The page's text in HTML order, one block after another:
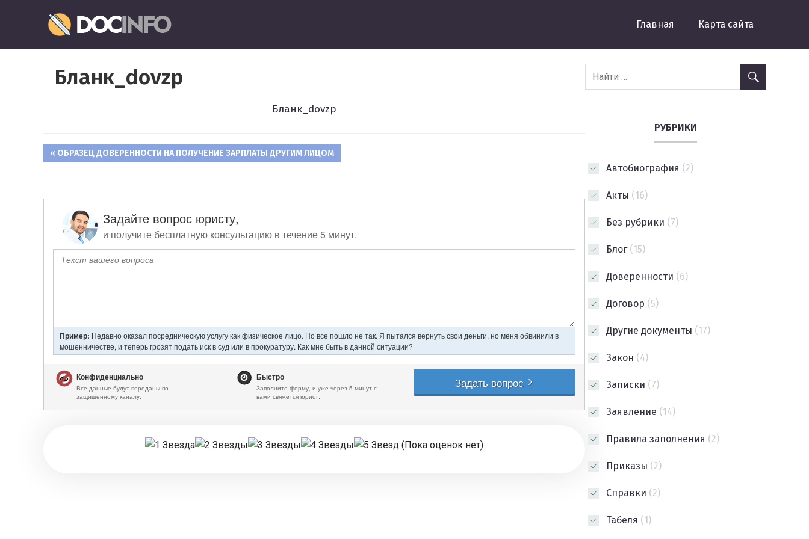
к
содержимому
заполнение
Главная Карта сайта
Бланк_dovzp
Бланк_dovzp
Навигация
записям
ПРЕДЫДУЩАЯ
ОБРАЗЕЦ ДОВЕРЕННОСТИ НА ПОЛУЧЕНИЕ ЗАРПЛАТЫ ДРУГИМ ЛИЦОМ
(Пока оценок нет)
РУБРИКИ
Автобиография (2)
Акты (16)
Без рубрики (7)
Блог(15)
Доверенности (6)
Договор (5)
Другие документы (17)
Закон (4)
Записки (7)
Заявление (14)
Правила заполнения (2)
Приказы (2)
Справки (2)
Табеля (1)